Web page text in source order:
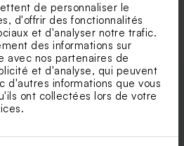
de personnaliser le
d'offrir des fonctionnalités
et d'analyser notre trafic.
des informations sur
avec nos partenaires de
et d'analyse, qui peuvent
d'autres informations que vous
ont collectées lors de votre
Voir +